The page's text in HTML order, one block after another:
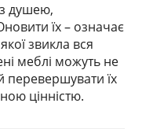
душею,
їх – означає
звикла вся
меблі можуть не
перевершувати їх
цінністю.